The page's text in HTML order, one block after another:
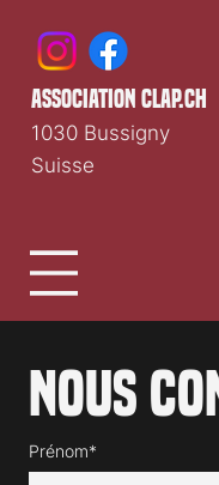
Nous
Prénom*
association clap.ch
1030 Bussigny
Suisse